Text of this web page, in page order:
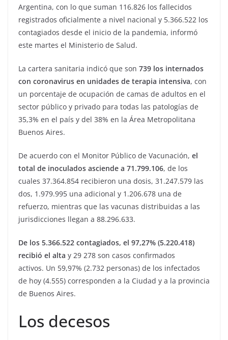
Argentina, con lo que suman 116.826 los fallecidos
registrados oficialmente a nivel nacional y 5.366.522 los
contagiados desde el inicio de la pandemia, informó
este martes el Ministerio de Salud.
La cartera sanitaria indicó que son 739 los internados
con coronavirus en unidades de terapia intensiva, con
un porcentaje de ocupación de camas de adultos en el
sector público y privado para todas las patologías de
35,3% en el país y del 38% en la Área Metropolitana
Buenos Aires.
De acuerdo con el Monitor Público de Vacunación, el
total de inoculados asciende a 71.799.106, de los
cuales 37.364.854 recibieron una dosis, 31.247.579 las
dos, 1.979.995 una adicional y 1.206.678 una de
refuerzo, mientras que las vacunas distribuidas a las
jurisdicciones llegan a 88.296.633.
De los 5.366.522 contagiados, el 97,27% (5.220.418)
recibió el alta y 29 278 son casos confirmados
activos. Un 59,97% (2.732 personas) de los infectados
de hoy (4.555) corresponden a la Ciudad y a la provincia
de Buenos Aires.
Los decesos